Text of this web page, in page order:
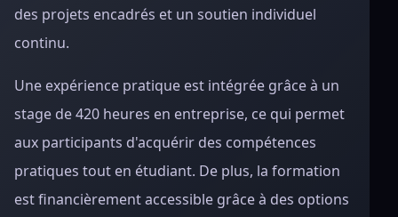
des projets encadrés et un soutien individuel
continu.
Une expérience pratique est intégrée grâce à un
stage de 420 heures en entreprise, ce qui permet
aux participants d'acquérir des compétences
pratiques tout en étudiant. De plus, la formation
est financièrement accessible grâce à des options